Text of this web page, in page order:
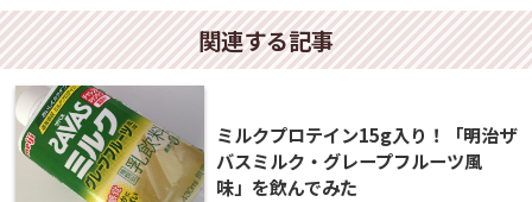
関連する記事
ミルクプロテイン15g入り！「明治ザ
バスミルク・グレープフルーツ風
味」を飲んでみた